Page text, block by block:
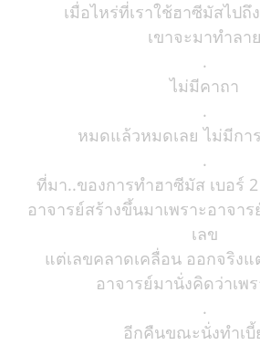
เมื่อไหร่ที่เราใช้ฮาซีมัสไป
เขาจะมาทำลาย
.
ไม่มีคาถา
.
หมดแล้วหมดเลย ไม่มีกา
.
ที่มา..ของการทำฮาซีมัส เบอร์
อาจารย์สร้างขึ้นมาเพราะอาจา
เลข
แต่เลขคลาดเคลื่อน ออกจริง
อาจารย์มานั่งคิดว่าเพ
.
อีกคืนขณะนั่งทำเบี้